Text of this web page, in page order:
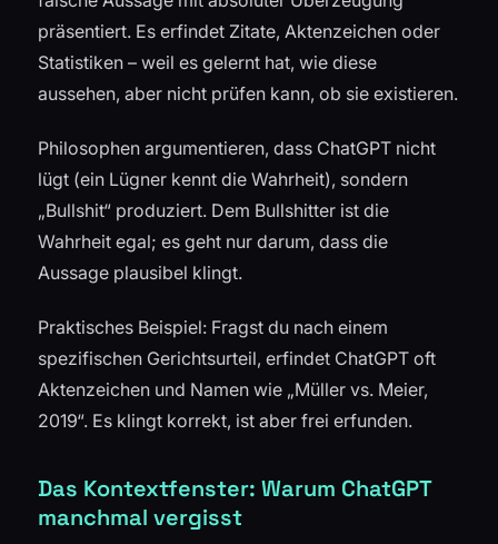
präsentiert. Es erfindet Zitate, Aktenzeichen oder
Statistiken – weil es gelernt hat, wie diese
aussehen, aber nicht prüfen kann, ob sie existieren.
Philosophen argumentieren, dass ChatGPT nicht
lügt (ein Lügner kennt die Wahrheit), sondern
„Bullshit“ produziert. Dem Bullshitter ist die
Wahrheit egal; es geht nur darum, dass die
Aussage plausibel klingt.
Praktisches Beispiel: Fragst du nach einem
spezifischen Gerichtsurteil, erfindet ChatGPT oft
Aktenzeichen und Namen wie „Müller vs. Meier,
2019“. Es klingt korrekt, ist aber frei erfunden.
Das Kontextfenster: Warum ChatGPT
manchmal vergisst